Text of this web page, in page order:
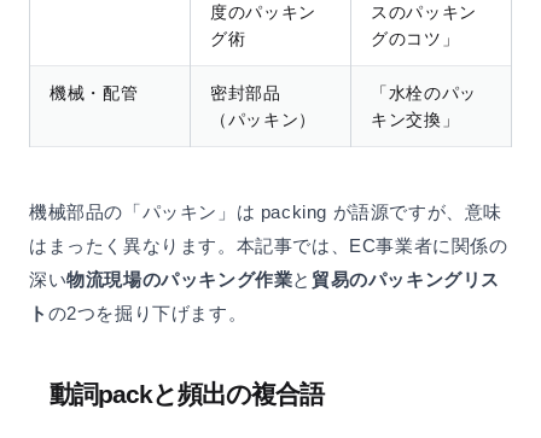
度のパッキン
グ術
スのパッキン
グのコツ」
機械・配管
密封部品
（パッキン）
「水栓のパッ
キン交換」
機械部品の「パッキン」は packing が語源ですが、意味
はまったく異なります。本記事では、EC事業者に関係の
深い物流現場のパッキング作業と 貿易のパッキングリス
ト の2つを掘り下げます。
動詞packと頻出の複合語